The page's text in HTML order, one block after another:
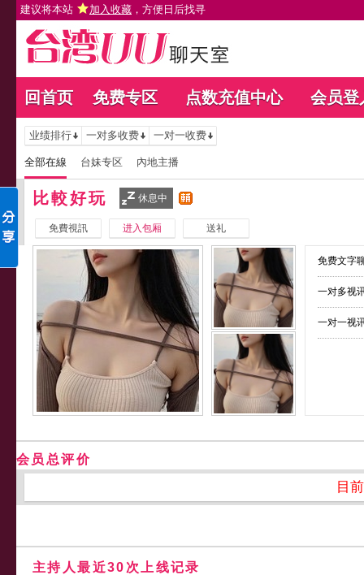
建议将本站 加入收藏 ，方便日后找寻
回首页 免费专区 点数充值中心 会员登
业绩排行 一对多收费 一对一收费
全部在線 台妹专区 內地主播
比較好玩 休息中
免費視訊 进入包厢 送礼
免费文字
一对多视
一对一视
会员总评价
目
主持人最近30次上线记录